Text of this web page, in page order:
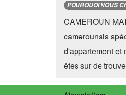
POURQUOI NOUS
CAMEROUN
camerounais
d'appartement et
êtes sur de